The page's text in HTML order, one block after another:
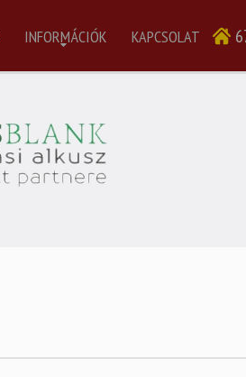
INFORMÁCIÓK KAPCSOLAT